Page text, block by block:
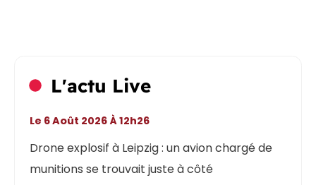
L'actu Live
Drone explosif à Leipzig : un avion chargé de
munitions se trouvait juste à côté
Le 6 Août 2026 À 12h26